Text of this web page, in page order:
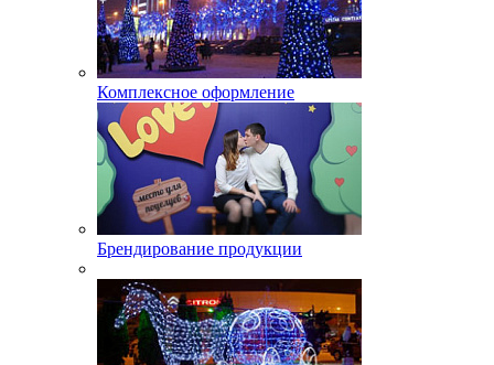
Комплексное оформление
Брендирование продукции